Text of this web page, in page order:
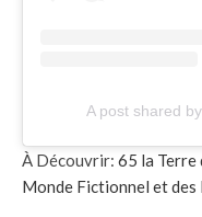
A post shared
À Découvrir: 65 la Terre
Monde Fictionnel et des